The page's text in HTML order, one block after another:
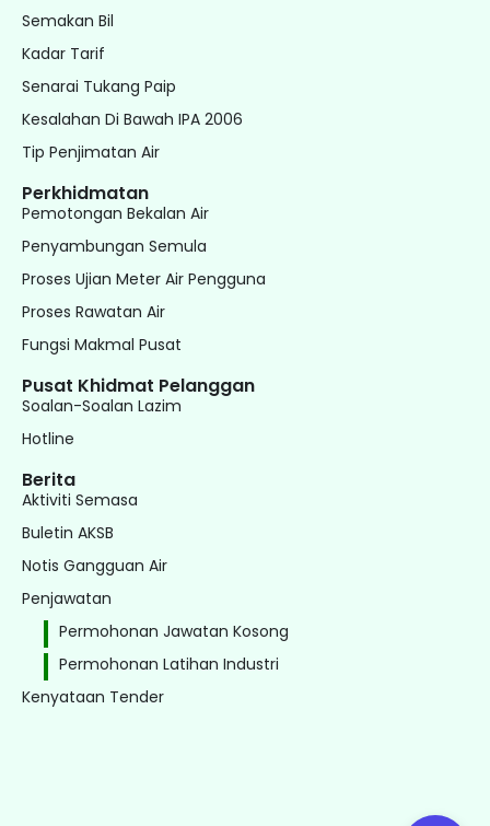
Semakan Bil
Kadar Tarif
Senarai Tukang Paip
Kesalahan Di Bawah IPA 2006
Tip Penjimatan Air
Perkhidmatan
Pemotongan Bekalan Air
Penyambungan Semula
Proses Ujian Meter Air Pengguna
Proses Rawatan Air
Fungsi Makmal Pusat
Pusat Khidmat Pelanggan
Soalan-Soalan Lazim
Hotline
Berita
Aktiviti Semasa
Buletin AKSB
Notis Gangguan Air
Penjawatan
Permohonan Jawatan Kosong
Permohonan Latihan Industri
Kenyataan Tender